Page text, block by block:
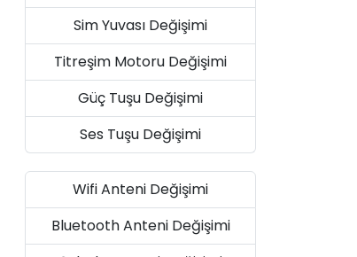
Sim Yuvası Değişimi
Titreşim Motoru Değişimi
Güç Tuşu Değişimi
Ses Tuşu Değişimi
Wifi Anteni Değişimi
Bluetooth Anteni Değişimi